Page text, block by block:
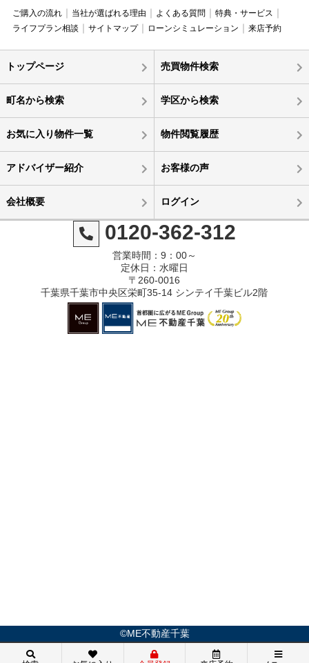
ご購入の流れ 当社が選ばれる理由 よくある質問
特典・サービス
ライフプラン相談
サイトマップ ローンシミュレーション 来店予約
トップページ 売買物件検索
町名から検索 学区から検索
お気に入り物件一覧 物件閲覧履歴
アドバイザー紹介 お客様の声
会社概要 ログイン
0120-362-312
営業時間：9：00～
定休日：水曜日
〒260-0016
千葉県千葉市中央区栄町35-14 シンテイ千葉ビル2階
©ME不動産千葉